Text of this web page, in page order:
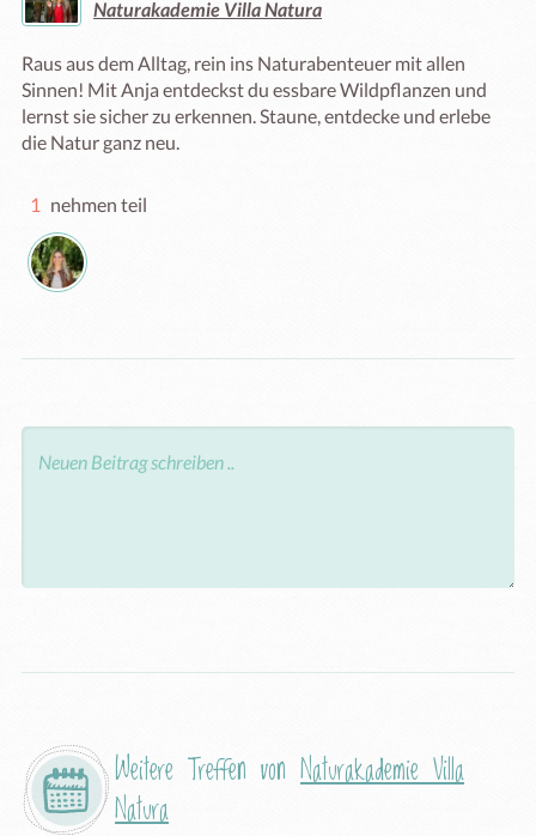
Naturakademie Villa Natura
Raus aus dem Alltag, rein ins Naturabenteuer mit allen
Sinnen! Mit Anja entdeckst du essbare Wildpflanzen und
lernst sie sicher zu erkennen. Staune, entdecke und erlebe
die Natur ganz neu.
1 nehmen teil
Weitere Treffen von Naturakademie Villa
Natura